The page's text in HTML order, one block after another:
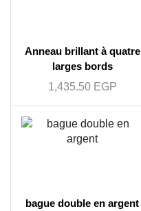
Anneau brillant à quatre
larges bords
1,435.50 EGP
bague double en argent